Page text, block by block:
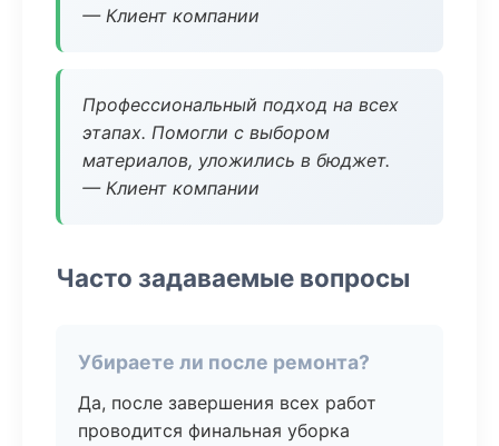
— Клиент компании
Профессиональный подход на всех
этапах. Помогли с выбором
материалов, уложились в бюджет.
— Клиент компании
Часто задаваемые вопросы
Убираете ли после ремонта?
Да, после завершения всех работ
проводится финальная уборка